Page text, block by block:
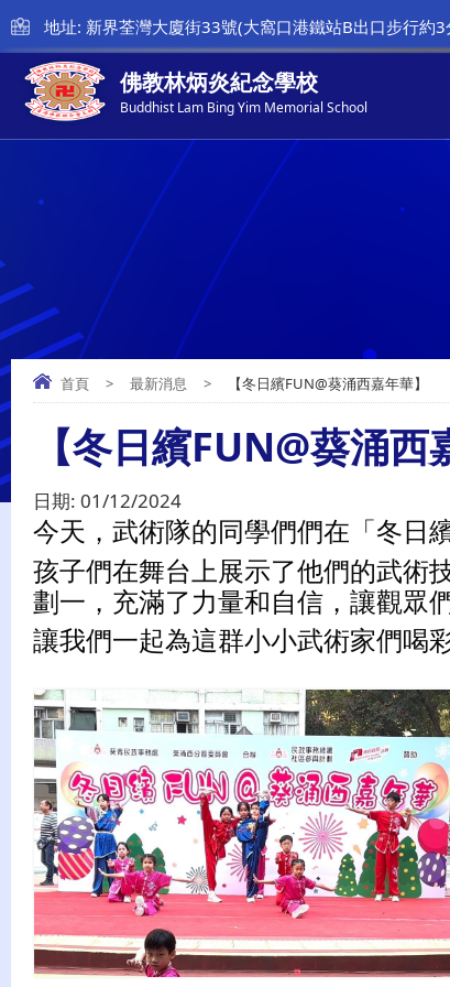
地址: 新界荃灣大廈街33號(大窩口港鐵站B出口步行約3
佛教林炳炎紀念學校
Buddhist Lam Bing Yim Memorial School
首頁 > 最新消息 > 【冬日繽FUN@葵涌西嘉年華】
【冬日繽FUN@葵涌西
日期: 01/12/2024
今天，武術隊的同學們們在「冬日
孩子們在舞台上展示了他們的武術
劃一，充滿了力量和自信，讓觀眾
讓我們一起為這群小小武術家們喝